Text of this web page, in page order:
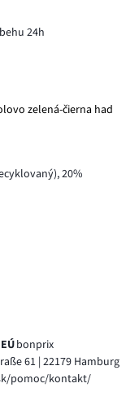
24h
zelená-čierna had
20%
bonprix
61 | 22179 Hamburg
pomoc/kontakt/